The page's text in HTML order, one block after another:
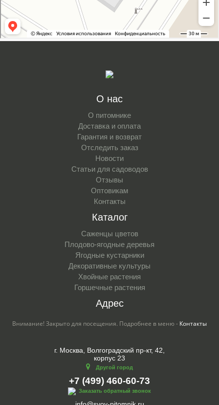
О нас
О питомнике
Доставка и оплата
Гарантия и возврат
Отследить заказ
Новости
Статьи для садоводов
Отзывы
Оптовикам
Контакты
Каталог
Саженцы цветов
Плодово-ягодные деревья
Ягодные кустарники
Декоративные культуры
Хвойные растения
Горшечные растения
Адрес
Внимание! Закрыто для посещения. Подробнее в меню - Контакты
г. Москва, Волгоградский пр-кт, 42,
корпус 23
Другой город
+7 (499) 460-60-73
Заказать обратный звонок